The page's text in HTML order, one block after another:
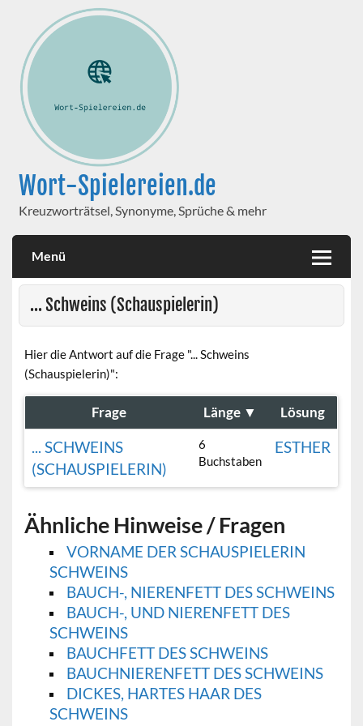
Wort-Spielereien.de
Kreuzworträtsel, Synonyme, Sprüche & mehr
Menü
... Schweins (Schauspielerin)
Hier die Antwort auf die Frage "... Schweins
(Schauspielerin)":
Frage Länge ▼ Lösung
... SCHWEINS
(SCHAUSPIELERIN)
6
Buchstaben
ESTHER
Ähnliche Hinweise / Fragen
VORNAME DER SCHAUSPIELERIN
SCHWEINS
BAUCH-, NIERENFETT DES SCHWEINS
BAUCH-, UND NIERENFETT DES
SCHWEINS
BAUCHFETT DES SCHWEINS
BAUCHNIERENFETT DES SCHWEINS
DICKES, HARTES HAAR DES
SCHWEINS